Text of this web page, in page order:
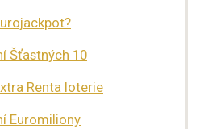
Šťastných 10
Renta loterie
Euromiliony